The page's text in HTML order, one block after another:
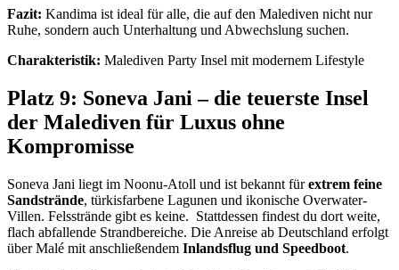
Fazit: Kandima ist ideal für alle, die auf den Malediven nicht nur
Ruhe, sondern auch Unterhaltung und Abwechslung suchen.
Charakteristik: Malediven Party Insel mit modernem Lifestyle
Platz 9: Soneva Jani – die teuerste Insel
der Malediven für Luxus ohne
Kompromisse
Soneva Jani liegt im Noonu-Atoll und ist bekannt fürextrem feine
Sandstrände, türkisfarbene Lagunen und ikonische Overwater-
Villen. Felsstrände gibt es keine. Stattdessen findest du dort weite,
flach abfallende Strandbereiche. Die Anreise ab Deutschland erfolgt
über Malé mit anschließendem Inlandsflug und Speedboot.